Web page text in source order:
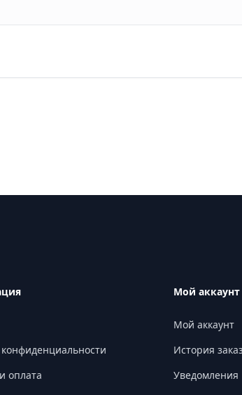
оплата
Мой аккаунт
Мой аккаунт
История
Уведомления